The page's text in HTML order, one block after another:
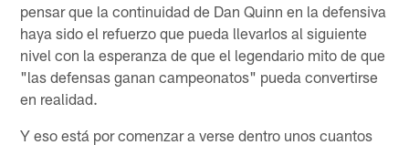
pensar que la continuidad de Dan Quinn en la defensiva
haya sido el refuerzo que pueda llevarlos al siguiente
nivel con la esperanza de que el legendario mito de que
"las defensas ganan campeonatos" pueda convertirse
en realidad.
Y eso está por comenzar a verse dentro unos cuantos